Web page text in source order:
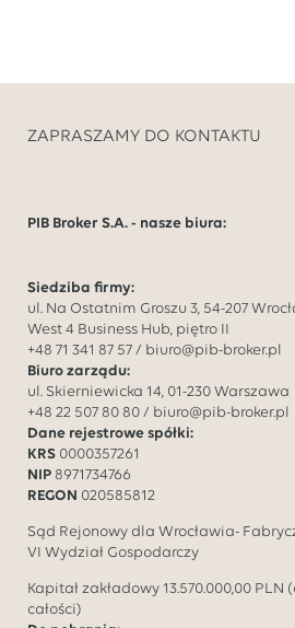
ZAPRASZAMY DO KONTAKTU
PIB Broker S.A. - nasze biura:
Siedziba firmy:
ul. Na Ostatnim Groszu 3, 54-207
West 4 Business Hub, piętro II
+48 71 341 87 57 / biuro@pib-broker.pl
Biuro zarządu:
ul. Skierniewicka 14, 01-230 Warszawa
+48 22 507 80 80 / biuro@pib-broker.pl
Dane rejestrowe spółki:
KRS 0000357261
NIP 8971734766
REGON 020585812
Sąd Rejonowy dla Wrocławia-
VI Wydział Gospodarczy
Kapitał zakładowy 13.570.000,00 PLN
całości)